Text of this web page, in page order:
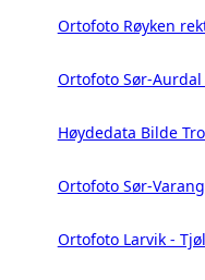
Ortofoto Røyken
Ortofoto Sør-Aurdal
Høydedata Bilde
Ortofoto Sør-
Ortofoto Larvik -